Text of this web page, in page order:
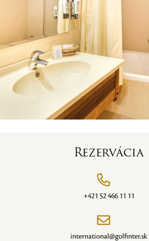
Rezervácia
+421 52 466 11 11
international@golfinter.sk